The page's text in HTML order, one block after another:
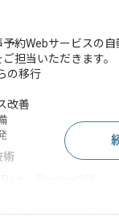
予約Webサービスの
担当いただきます。
の移行
改善
術